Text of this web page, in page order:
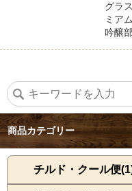
グラ
ミア
吟醸
商品カテゴリー
チルド・クール便